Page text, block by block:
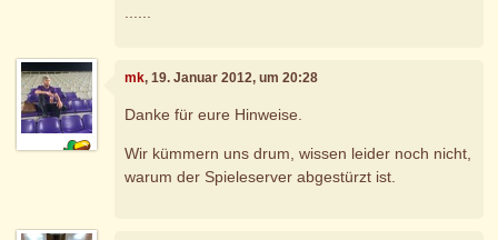
......
mk, 19. Januar 2012, um 20:28
Danke für eure Hinweise.
Wir kümmern uns drum, wissen leider noch nicht,
warum der Spieleserver abgestürzt ist.